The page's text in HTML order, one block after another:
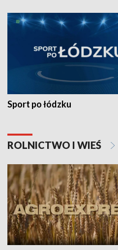
Sport po łódzku
ROLNICTWO I WIEŚ